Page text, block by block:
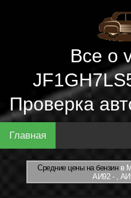
Все о
Проверка
Главная
Средние цены на бензинв
АИ92 - ,